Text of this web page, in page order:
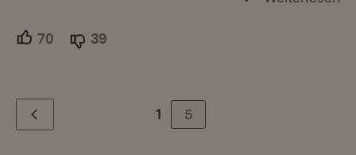
70 Unterstützer.
39
Zurück 1 5